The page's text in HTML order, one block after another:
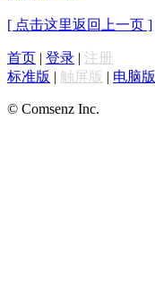
[ 点击这里返回上一页 ]
首页 | 登录 | 注册
标准版 | 触屏版 | 电脑版
© Comsenz Inc.